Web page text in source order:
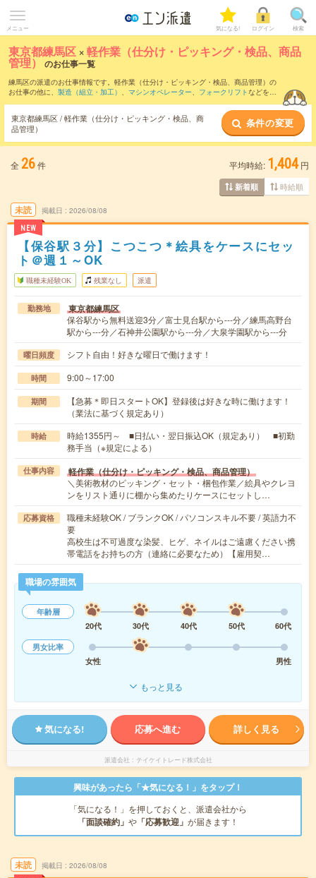
メニュー 気になる! ログイン 検索
東京都練馬区 ×軽作業（仕分け・ピッキング・検品、商品
管理） のお仕事一覧
練馬区の派遣のお仕事情報です。軽作業（仕分け・ピッキング・検品、商品管理）の
お仕事の他に、 製造（組立・加工） 、 マシンオペレーター、 フォークリフトなどを取
軽作業（仕分け・ピッキング・検品、商品
管理）のお仕事とは？とは？
東京都練馬区 / 軽作業（仕分け・ピッキング・検品、商
品管理）
条件の変更
全 26件 平均時給: 1,404 円
新着順 時給順
未読
NEW
掲載日 2026/08/08
【保谷駅３分】こつこつ＊絵具をケースにセッ
ト＠週１～OK
職種未経験OK 残業なし 派遣
勤務地 東京都練馬区
保谷駅から無料送迎3分／富士見台駅から---分／練馬高野台
駅から---分／石神井公園駅から---分／大泉学園駅から---分
曜日頻度 シフト自由！好きな曜日で働けます！
時間 9:00～17:00
期間
【急募＊即日スタートOK】登録後は好きな時に働けます！
（業法に基づく規定あり）
時給
時給1355円～ ■日払い・翌日振込OK（規定あり） ■初勤
務手当（※規定による）
仕事内容 軽作業（仕分け・ピッキング・検品、商品管理）
＼美術教材のピッキング・セット・梱包作業／絵具やクレヨ
ンをリスト通りに棚から集めたりケースにセットし…
応募資格
職種未経験OK / ブランクOK / パソコンスキル不要 / 英語力不
要
高校生は不可過度な染髪、ヒゲ、ネイルはご遠慮ください携
帯電話をお持ちの方（連絡に必要なため）【雇用契…
職場の雰囲気
年齢層
20代
30代 40代 50代
60代
男女比率
女性
男性
もっと見る
気になる! 応募へ進む 詳しく見る
派遣会社 テイケイトレード株式会社
興味があったら「★気になる！」をタップ！
「気になる！」を押しておくと、派遣会社から
「面談確約」 や 「応募歓迎」 が届きます！
未読 掲載日 2026/08/08